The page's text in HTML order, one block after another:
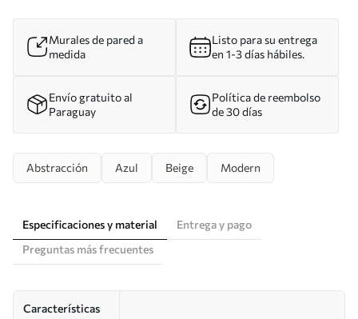
Murales de pared a
medida
Listo para su entrega
en 1-3 días hábiles.
Envío gratuito al
Paraguay
Política de reembolso
de 30 días
Abstracción Azul Beige Modern
Especificaciones y material
Entrega y pago
Preguntas más frecuentes
Características